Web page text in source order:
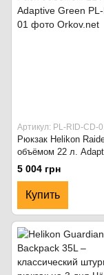
Артикул: PL-RID-CD-
Рюкзак Helikon
объёмом 22 л.
5 004 грн
Купить